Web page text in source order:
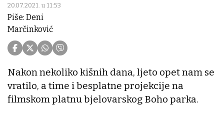
20.07.2021. u 11:53
Piše: Deni
Marčinković
Nakon nekoliko kišnih dana, ljeto opet nam se
vratilo, a time i besplatne projekcije na
filmskom platnu bjelovarskog Boho parka.